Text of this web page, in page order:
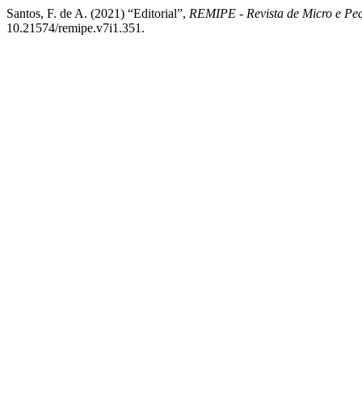
Santos, F. de A. (2021) “Editorial”, REMIPE - Revista de Micro e
10.21574/remipe.v7i1.351.